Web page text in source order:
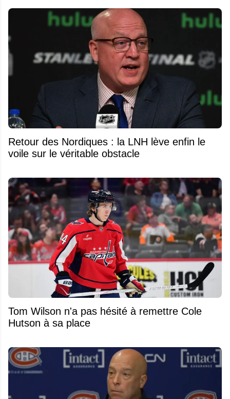
Retour des Nordiques : la LNH lève enfin le
voile sur le véritable obstacle
Tom Wilson n'a pas hésité à remettre Cole
Hutson à sa place